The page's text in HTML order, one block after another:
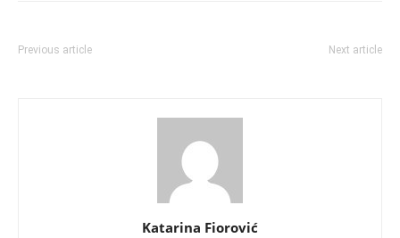
Previous article Next article
Katarina Fiorović